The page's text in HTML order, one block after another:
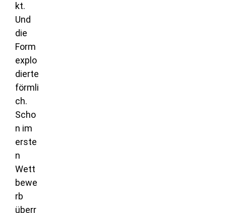
kt.
Und
die
Form
explo
dierte
förmli
ch.
Scho
n im
erste
n
Wett
bewe
rb
überr